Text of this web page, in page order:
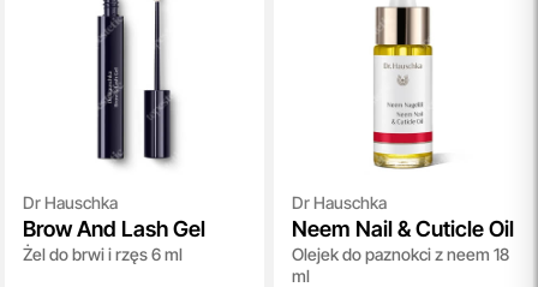
Dr Hauschka
Brow And Lash Gel
Żel do brwi i rzęs 6 ml
Dr Hauschka
Neem Nail & Cuticle Oil
Olejek do paznokci z neem 18
ml